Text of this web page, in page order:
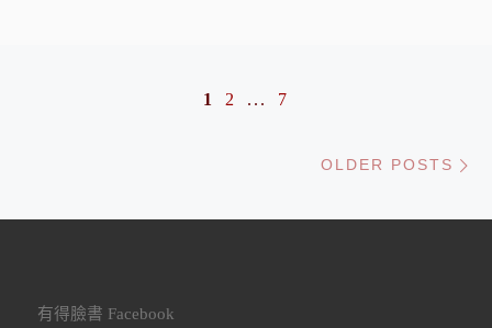
1 2 ... 7
OLDER POSTS
有得臉書 Facebook